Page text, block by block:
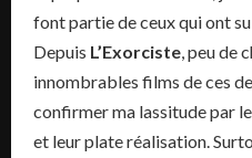
font partie de ceux qui ont
Depuis L’Exorciste, peu de
innombrables films de ces
confirmer ma lassitude par
et leur plate réalisation.